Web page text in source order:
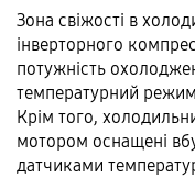
Зона свіжості в
інверторного
потужність
температурний
Крім того,
мотором оснащені
датчиками